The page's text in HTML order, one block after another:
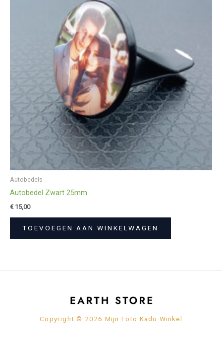
Autobedels
Autobedel Zwart 25mm
€15,00
TOEVOEGEN AAN WINKELWAGEN
Copyright © 2026 Mijn Foto Kado Winkel